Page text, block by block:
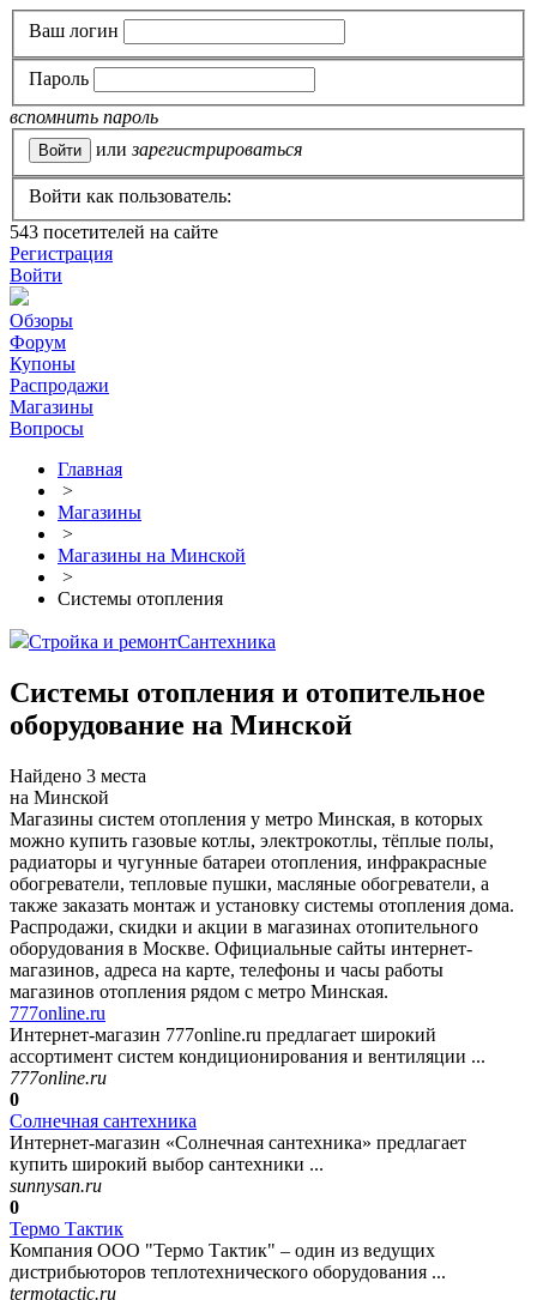
Ваш логин
Пароль
вспомнить пароль
или зарегистрироваться
Войти как пользователь:
543 посетителей на сайте
Регистрация
Войти
Обзоры
Форум
Купоны
Распродажи
Магазины
Вопросы
Главная
>
Магазины
>
Магазины на Минской
>
Системы отопления
Стройка и ремонтСантехника
Системы отопления и отопительное
оборудование на Минской
Найдено 3 места
на Минской
Магазины систем отопления у метро Минская, в которых
можно купить газовые котлы, электрокотлы, тёплые полы,
радиаторы и чугунные батареи отопления, инфракрасные
обогреватели, тепловые пушки, масляные обогреватели, а
также заказать монтаж и установку системы отопления дома.
Распродажи, скидки и акции в магазинах отопительного
оборудования в Москве. Официальные сайты интернет-
магазинов, адреса на карте, телефоны и часы работы
магазинов отопления рядом с метро Минская.
777online.ru
Интернет-магазин 777online.ru предлагает широкий
ассортимент систем кондиционирования и вентиляции ...
777online.ru
0
Солнечная сантехника
Интернет-магазин «Солнечная сантехника» предлагает
купить широкий выбор сантехники ...
sunnysan.ru
0
Термо Тактик
Компания ООО "Термо Тактик" – один из ведущих
дистрибьюторов теплотехнического оборудования ...
termotactic.ru